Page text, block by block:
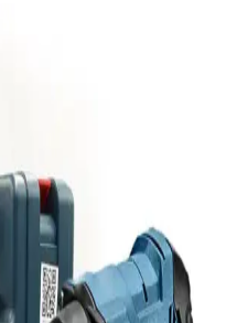
riskler azaltılabilir.
Denemeleri ve 2028'e
denemeler gerçekleştirdi.
güvenilirlik sunmayı
kadar sürecek. Altyapı ve